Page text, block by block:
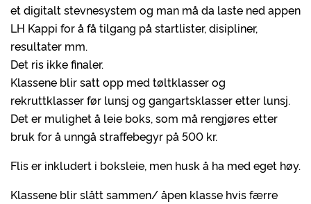
et digitalt stevnesystem og man må da laste ned appen
LH Kappi for å få tilgang på startlister, disipliner,
resultater mm.
Det ris ikke finaler.
Klassene blir satt opp med tøltklasser og
rekruttklasser før lunsj og gangartsklasser etter lunsj.
Det er mulighet å leie boks, som må rengjøres etter
bruk for å unngå straffebegyr på 500 kr.
Flis er inkludert i boksleie, men husk å ha med eget høy.
Klassene blir slått sammen/ åpen klasse hvis færre